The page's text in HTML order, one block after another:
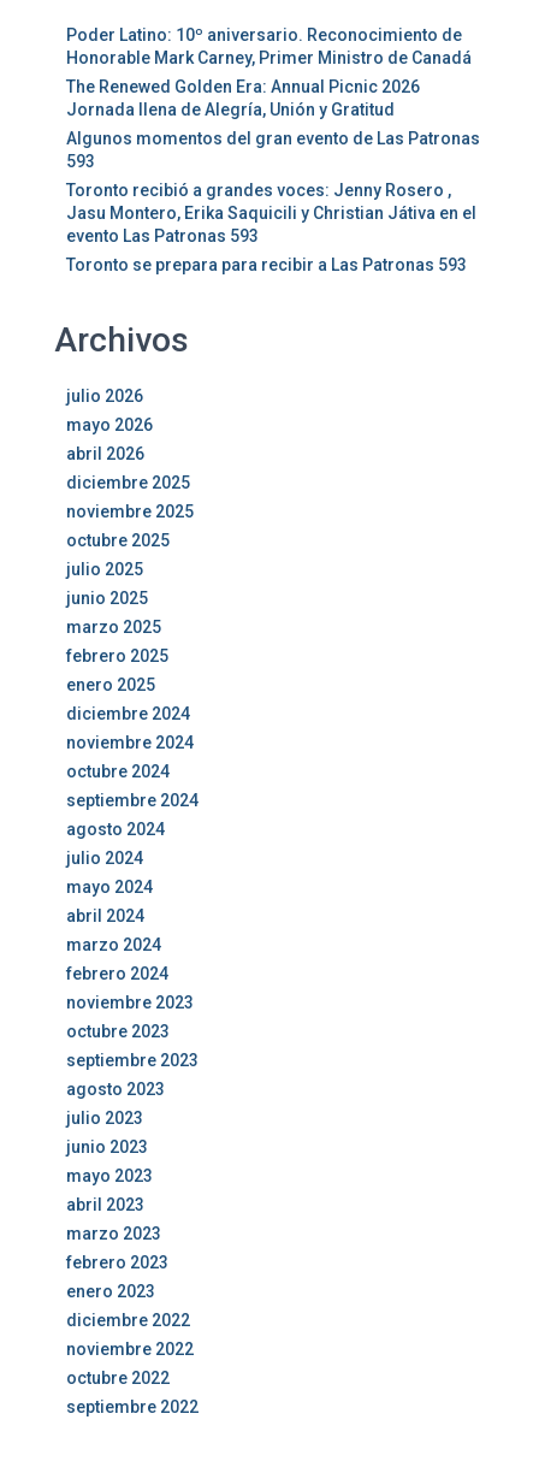
Poder Latino: 10º aniversario. Reconocimiento de
Honorable Mark Carney, Primer Ministro de Canadá
The Renewed Golden Era: Annual Picnic 2026
Jornada llena de Alegría, Unión y Gratitud
Algunos momentos del gran evento de Las Patronas
593
Toronto recibió a grandes voces: Jenny Rosero ,
Jasu Montero, Erika Saquicili y Christian Játiva en el
evento Las Patronas 593
Toronto se prepara para recibir a Las Patronas 593
Archivos
julio 2026
mayo 2026
abril 2026
diciembre 2025
noviembre 2025
octubre 2025
julio 2025
junio 2025
marzo 2025
febrero 2025
enero 2025
diciembre 2024
noviembre 2024
octubre 2024
septiembre 2024
agosto 2024
julio 2024
mayo 2024
abril 2024
marzo 2024
febrero 2024
noviembre 2023
octubre 2023
septiembre 2023
agosto 2023
julio 2023
junio 2023
mayo 2023
abril 2023
marzo 2023
febrero 2023
enero 2023
diciembre 2022
noviembre 2022
octubre 2022
septiembre 2022